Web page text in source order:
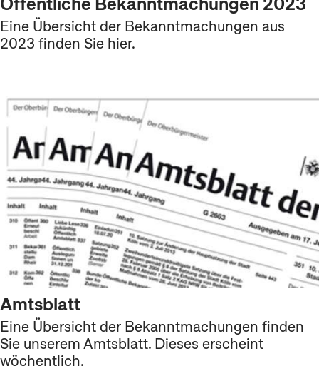
Eine Übersicht der Bekanntmachungen aus
2023 finden Sie hier.
Amtsblatt
Eine Übersicht der Bekanntmachungen finden
Sie unserem Amtsblatt. Dieses erscheint
wöchentlich.